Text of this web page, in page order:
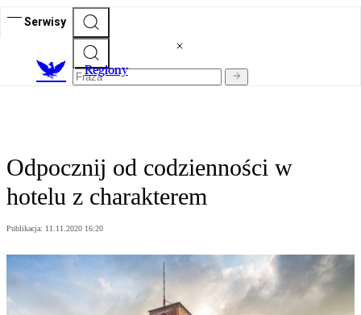
Serwisy
Regiony
Odpocznij od codzienności w
hotelu z charakterem
Publikacja: 11.11.2020 16:20